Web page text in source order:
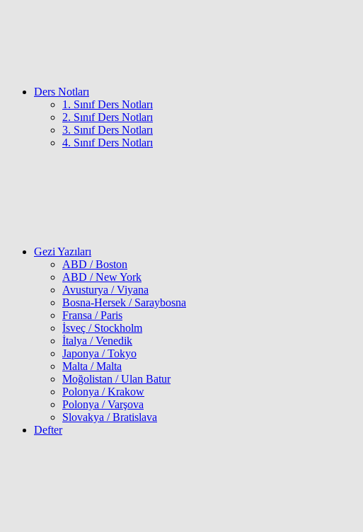
Ders Notları
1. Sınıf Ders Notları
2. Sınıf Ders Notları
3. Sınıf Ders Notları
4. Sınıf Ders Notları
Gezi Yazıları
ABD / Boston
ABD / New York
Avusturya / Viyana
Bosna-Hersek / Saraybosna
Fransa / Paris
İsveç / Stockholm
İtalya / Venedik
Japonya / Tokyo
Malta / Malta
Moğolistan / Ulan Batur
Polonya / Krakow
Polonya / Varşova
Slovakya / Bratislava
Defter